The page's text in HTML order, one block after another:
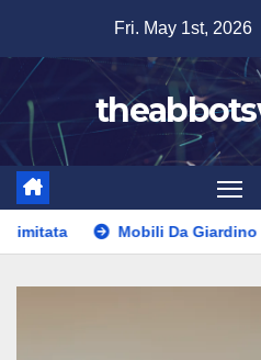
content
Fri. May 1st, 2026
Da Giardino Rustici: Stile